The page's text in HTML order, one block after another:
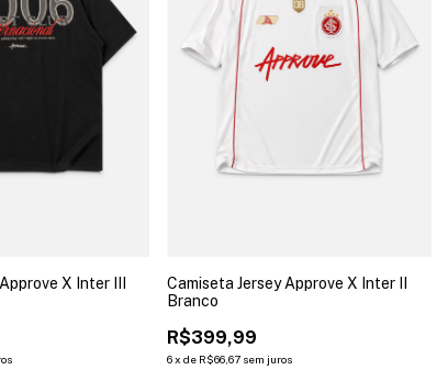
X Inter III
Camiseta Jersey Approve X Inter II
Branco
R$399,99
6xde R$66,67 sem juros